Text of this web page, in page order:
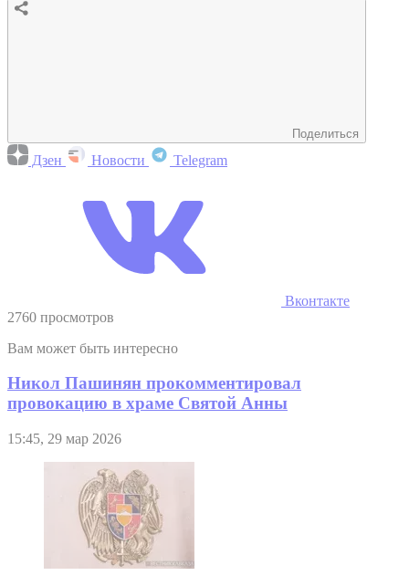
Поделиться
Дзен Новости Telegram
Вконтакте
2760 просмотров
Вам может быть интересно
Никол Пашинян прокомментировал
провокацию в храме Святой Анны
15:45, 29 мар 2026